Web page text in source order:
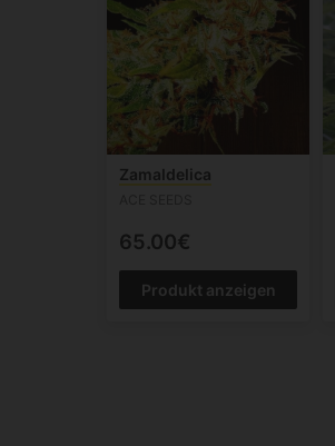
Zamaldelica
65.00€
Produkt anzeigen